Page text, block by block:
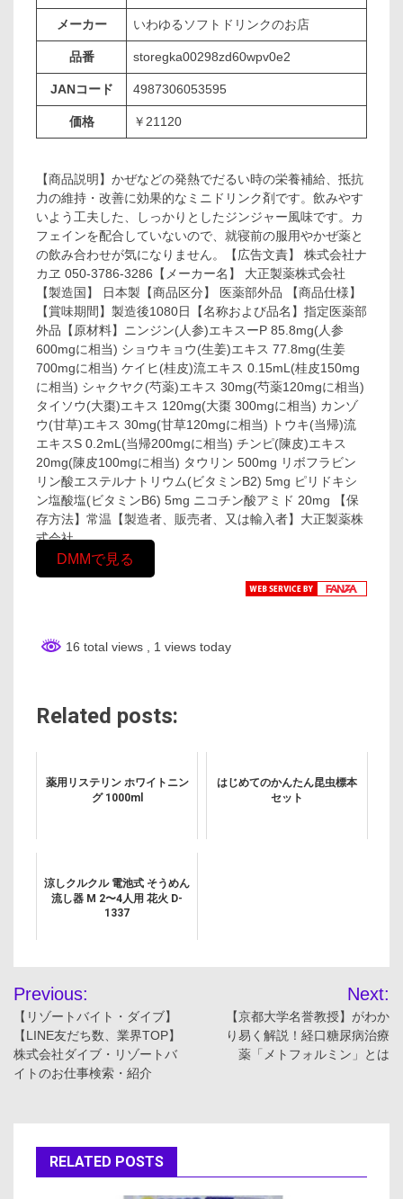
メーカー いわゆるソフトドリンクのお店
品番 storegka00298zd60wpv0e2
JANコード 4987306053595
価格 ￥21120
【商品説明】かぜなどの発熱でだるい時の栄養補給、抵抗
力の維持・改善に効果的なミニドリンク剤です。飲みやす
いよう工夫した、しっかりとしたジンジャー風味です。カ
フェインを配合していないので、就寝前の服用やかぜ薬と
の飲み合わせが気になりません。【広告文責】 株式会社ナ
カヱ 050-3786-3286【メーカー名】 大正製薬株式会社
【製造国】 日本製【商品区分】 医薬部外品 【商品仕様】
【賞味期間】製造後1080日【名称および品名】指定医薬部
外品【原材料】ニンジン(人参)エキスーP 85.8mg(人参
600mgに相当) ショウキョウ(生姜)エキス 77.8mg(生姜
700mgに相当) ケイヒ(桂皮)流エキス 0.15mL(桂皮150mg
に相当) シャクヤク(芍薬)エキス 30mg(芍薬120mgに相当)
タイソウ(大棗)エキス 120mg(大棗 300mgに相当) カンゾ
ウ(甘草)エキス 30mg(甘草120mgに相当) トウキ(当帰)流
エキスS 0.2mL(当帰200mgに相当) チンピ(陳皮)エキス
20mg(陳皮100mgに相当) タウリン 500mg リボフラビン
リン酸エステルナトリウム(ビタミンB2) 5mg ピリドキシ
ン塩酸塩(ビタミンB6) 5mg ニコチン酸アミド 20mg 【保
存方法】常温【製造者、販売者、又は輸入者】大正製薬株
式会社
DMMで見る
16 total views , 1 views today
Related posts:
薬用リステリン ホワイトニン
グ 1000ml
はじめてのかんたん昆虫標本
セット
涼しクルクル 電池式 そうめん
流し器 M 2〜4人用 花火 D-
1337
投
稿
ナ
ー
Previous:
【リゾートバイト・ダイブ】
【LINE友だち数、業界TOP】
株式会社ダイブ・リゾートバ
イトのお仕事検索・紹介
Next:
【京都大学名誉教授】がわか
り易く解説！経口糖尿病治療
薬「メトフォルミン」とは
RELATED POSTS